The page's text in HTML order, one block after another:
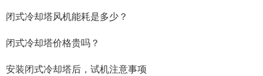
闭式冷却塔风机能耗是多少？
闭式冷却塔价格贵吗？
安装闭式冷却塔后，试机注意事项